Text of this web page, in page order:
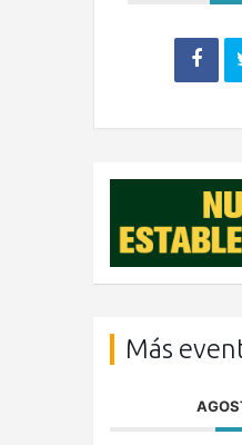
Más